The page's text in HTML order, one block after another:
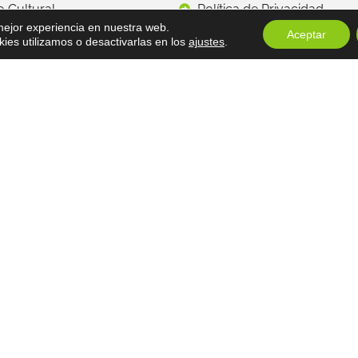
Cultural
Política de Privacidad
Descargo de
experiencia en nuestra web.
utilizamos o desactivarlas en los ajustes.
Aceptar